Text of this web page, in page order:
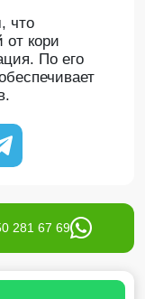
что
от кори
По его
281 67 69